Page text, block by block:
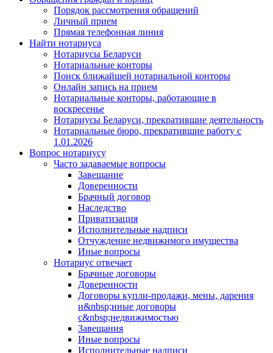
Порядок рассмотрения обращений
Личный прием
Прямая телефонная линия
Найти нотариуса
Нотариусы Беларуси
Нотариальные конторы
Поиск ближайшей нотариальной конторы
Онлайн запись на прием
Нотариальные конторы, работающие в
воскресенье
Нотариусы Беларуси, прекратившие деятельность
Нотариальные бюро, прекратившие работу с
1.01.2026
Вопрос нотариусу
Часто задаваемые вопросы
Завещание
Доверенности
Брачный договор
Наследство
Приватизация
Исполнительные надписи
Отчуждение недвижимого имущества
Иные вопросы
Нотариус отвечает
Брачные договоры
Доверенности
Договоры купли-продажи, мены, дарения
и&nbsp;иные договоры
с&nbsp;недвижимостью
Завещания
Иные вопросы
Исполнительные надписи